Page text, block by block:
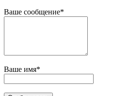
Ваше сообщение*
Ваше имя*